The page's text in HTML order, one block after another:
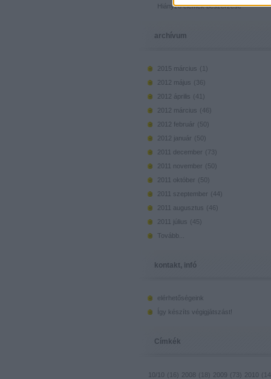
Hiányzó elemek beszerzése
archívum
2015 március (
)
2012 május ( 36 )
2012 április ( 41
)
2012 március ( 46 )
2012 február ( 50)
2012 január ( 50)
2011 december ( 73)
2011 november ( 50)
2011 október ( 50)
2011 szeptember ( 44)
2011 augusztus ( 46 )
2011 július ( 45)
Tovább
kontakt, infó
elérhetőségeink
Így készíts végigjátszást!
Címkék
10/10 ( 16 ) 2008 ( 18 ) 2009 ( 73) 2010 (